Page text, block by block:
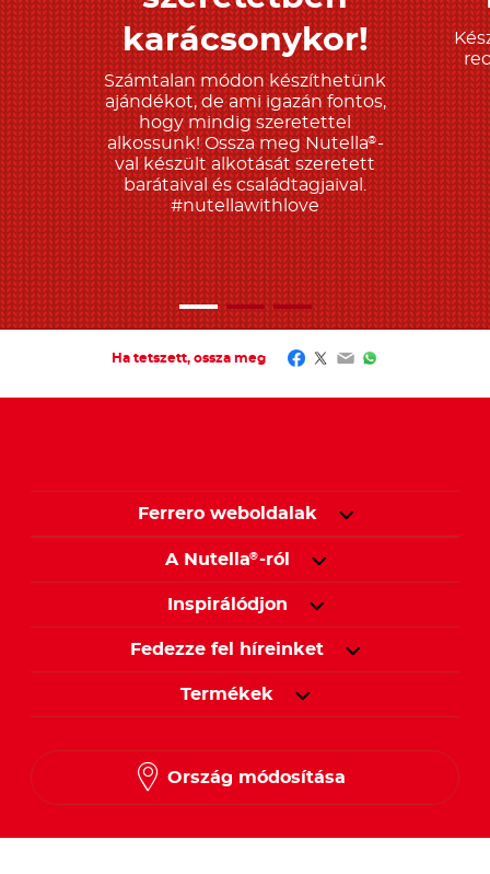
karácsonykor!
Számtalan módon készíthetünk
ajándékot, de ami igazán fontos,
hogy mindig szeretettel
alkossunk! Ossza meg Nutella®-
val készült alkotását szeretett
barátaival és családtagjaival.
#nutellawithlove
Ha tetszett, ossza meg Facebook
Twitter
EmailWhatsApp
Ferrero weboldalak
A Nutella®-ról
Inspirálódjon
Fedezze fel híreinket
Termékek
Ország módosítása